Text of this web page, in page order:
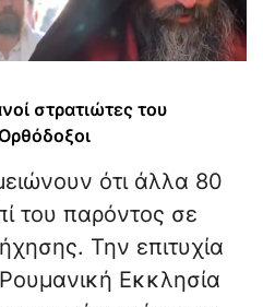
στρατιώτες του
ότι άλλα 80
του παρόντος σε
Την επιτυχία
Εκκλησία